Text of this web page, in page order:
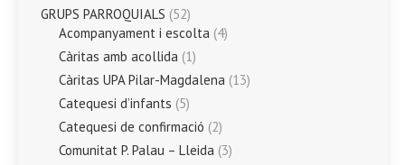
GRUPS PARROQUIALS (52)
Acompanyament i escolta (4)
Càritas amb acollida (1)
Càritas UPA Pilar-Magdalena (13)
Catequesi d’infants (5)
Catequesi de confirmació (2)
Comunitat P. Palau – Lleida (3)